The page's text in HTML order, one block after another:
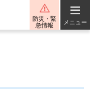
防災・緊
急情報
メニュー